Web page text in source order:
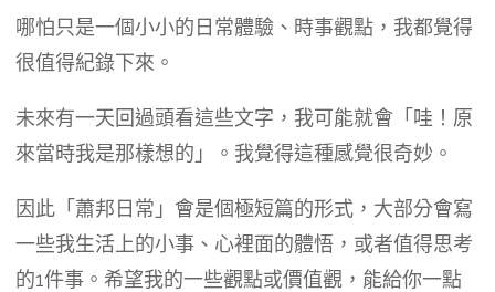
哪怕只是一個小小的日常體驗、時事觀點，我都覺得
很值得紀錄下來。
未來有一天回過頭看這些文字，我可能就會「哇！原
來當時我是那樣想的」。我覺得這種感覺很奇妙。
因此「蕭邦日常」會是個極短篇的形式，大部分會寫
一些我生活上的小事、心裡面的體悟，或者值得思考
的1件事。希望我的一些觀點或價值觀，能給你一點